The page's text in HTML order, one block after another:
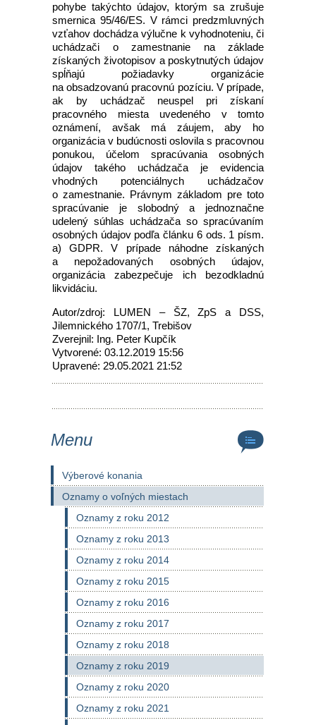
pohybe takýchto údajov, ktorým sa zrušuje
smernica 95/46/ES. V rámci predzmluvných
vzťahov dochádza výlučne k vyhodnoteniu, či
uchádzači o zamestnanie na základe
získaných životopisov a poskytnutých údajov
spĺňajú požiadavky organizácie
na obsadzovanú pracovnú pozíciu. V prípade,
ak by uchádzač neuspel pri získaní
pracovného miesta uvedeného v tomto
oznámení, avšak má záujem, aby ho
organizácia v budúcnosti oslovila s pracovnou
ponukou, účelom spracúvania osobných
údajov takého uchádzača je evidencia
vhodných potenciálnych uchádzačov
o zamestnanie. Právnym základom pre toto
spracúvanie je slobodný a jednoznačne
udelený súhlas uchádzača so spracúvaním
osobných údajov podľa článku 6 ods. 1 písm.
a) GDPR. V prípade náhodne získaných
a nepožadovaných osobných údajov,
organizácia zabezpečuje ich bezodkladnú
likvidáciu.
Autor/zdroj: LUMEN – ŠZ, ZpS a DSS,
Jilemnického 1707/1, Trebišov
Zverejnil: Ing. Peter Kupčík
Vytvorené: 03.12.2019 15:56
Upravené: 29.05.2021 21:52
Menu
Výberové konania
Oznamy o voľných miestach
Oznamy z roku 2012
Oznamy z roku 2013
Oznamy z roku 2014
Oznamy z roku 2015
Oznamy z roku 2016
Oznamy z roku 2017
Oznamy z roku 2018
Oznamy z roku 2019
Oznamy z roku 2020
Oznamy z roku 2021